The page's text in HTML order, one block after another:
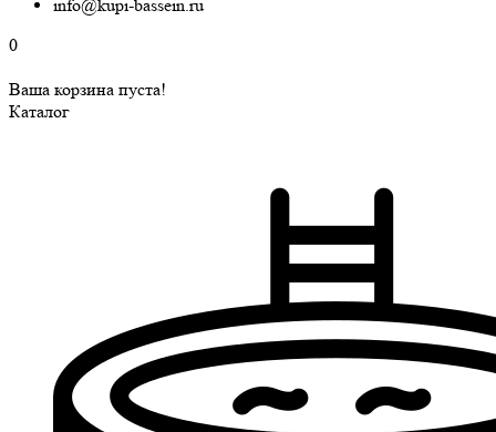
info@kupi-bassein.ru
0
Ваша корзина пуста!
Каталог